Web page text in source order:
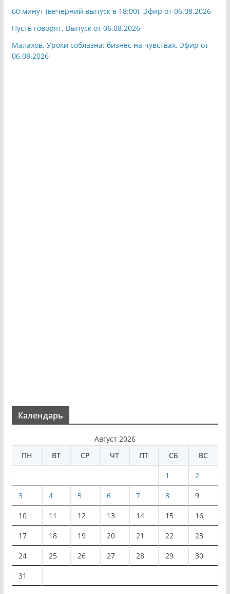
60 минут (вечерний выпуск в 18:00). Эфир от 06.08.2026
Пусть говорят. Выпуск от 06.08.2026
Малахов. Уроки соблазна: бизнес на чувствах. Эфир от
06.08.2026
Календарь
Август 2026
ПН
ВТ СР ЧТ ПТ СБ ВС
1 2
3 4 5 6 7 8 9
10 11 12 13 14 15 16
17 18 19 20 21 22 23
24 25 26 27 28 29 30
31